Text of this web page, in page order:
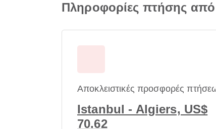
Πληροφορίες πτήσης
Αποκλειστικές προσφορές
Istanbul - Algiers, US$
70.62